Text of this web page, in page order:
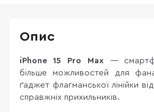
Опис
iPhone 15 Pro Max —
більше можливостей для
ґаджет флагманської лінійки
справжніх прихильників.